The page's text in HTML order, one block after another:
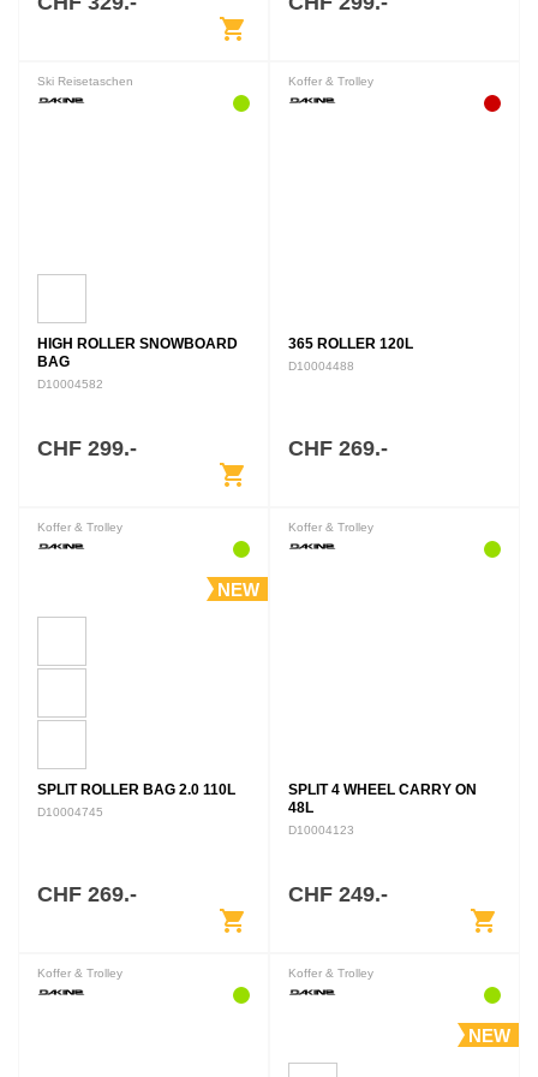
shopping_cart
Ski Reisetaschen
HIGH ROLLER SNOWBOARD
BAG
D10004582
CHF 299.-
shopping_cart
Koffer & Trolley
365 ROLLER 120L
D10004488
CHF 269.-
Koffer & Trolley
NEW
SPLIT ROLLER BAG 2.0 110L
D10004745
CHF 269.-
shopping_cart
Koffer & Trolley
SPLIT 4 WHEEL CARRY ON
48L
D10004123
CHF 249.-
shopping_cart
Koffer & Trolley Koffer & Trolley
NEW